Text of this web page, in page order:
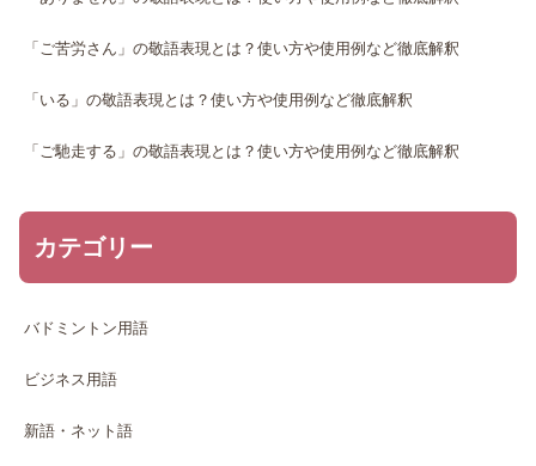
「ご苦労さん」の敬語表現とは？使い方や使用例など徹底解釈
「いる」の敬語表現とは？使い方や使用例など徹底解釈
「ご馳走する」の敬語表現とは？使い方や使用例など徹底解釈
カテゴリー
バドミントン用語
ビジネス用語
新語・ネット語